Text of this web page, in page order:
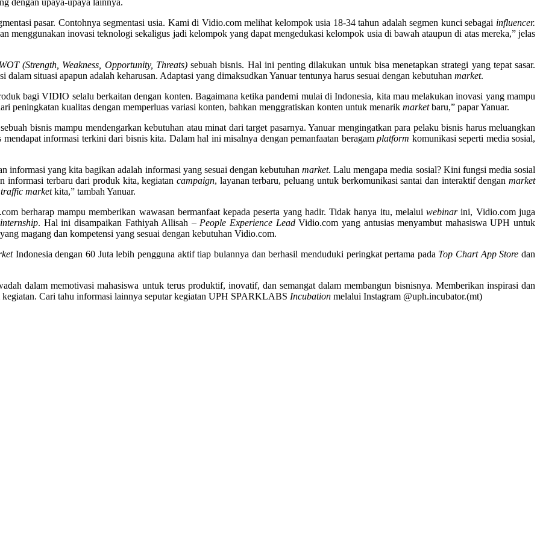
dengan upaya-upaya lainnya.
pasar. Contohnya segmentasi usia. Kami di Vidio.com melihat kelompok usia 18-34 tahun adalah segmen kunci sebagai influencer.
menggunakan inovasi teknologi sekaligus jadi kelompok yang dapat mengedukasi kelompok usia di bawah ataupun di atas mereka,” jelas
(Strength, Weakness, Opportunity, Threats)sebuah bisnis. Hal ini penting dilakukan untuk bisa menetapkan strategi yang tepat sasar.
situasi apapun adalah keharusan. Adaptasi yang dimaksudkan Yanuar tentunya harus sesuai dengan kebutuhan market.
bagi VIDIO selalu berkaitan dengan konten. Bagaimana ketika pandemi mulai di Indonesia, kita mau melakukan inovasi yang mampu
peningkatan kualitas dengan memperluas variasi konten, bahkan menggratiskan konten untuk menarik marketbaru,” papar Yanuar.
bisnis mampu mendengarkan kebutuhan atau minat dari target pasarnya. Yanuar mengingatkan para pelaku bisnis harus meluangkan
informasi terkini dari bisnis kita. Dalam hal ini misalnya dengan pemanfaatan beragam platform komunikasi seperti media sosial,
informasi yang kita bagikan adalah informasi yang sesuai dengan kebutuhanmarket. Lalu mengapa media sosial? Kini fungsi media sosial
informasi terbaru dari produk kita, kegiatancampaign, layanan terbaru, peluang untuk berkomunikasi santai dan interaktif denganmarket
marketkita,” tambah Yanuar.
berharap mampu memberikan wawasan bermanfaat kepada peserta yang hadir. Tidak hanya itu, melaluiwebinarini, Vidio.com juga
internship. Hal ini disampaikan Fathiyah Allisah – People Experience LeadVidio.com yang antusias menyambut mahasiswa UPH untuk
magang dan kompetensi yang sesuai dengan kebutuhan Vidio.com.
Indonesia dengan 60 Juta lebih pengguna aktif tiap bulannya dan berhasil menduduki peringkat pertama pada Top Chart App Storedan
dalam memotivasi mahasiswa untuk terus produktif, inovatif, dan semangat dalam membangun bisnisnya. Memberikan inspirasi dan
Cari tahu informasi lainnya seputar kegiatan UPH SPARKLABS Incubation melalui Instagram @uph.incubator.(mt)